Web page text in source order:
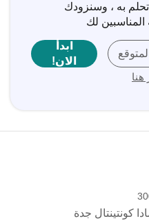
به ، وسنزودك
لك
هنا
ابدأ
الان!
كونتينتال جدة